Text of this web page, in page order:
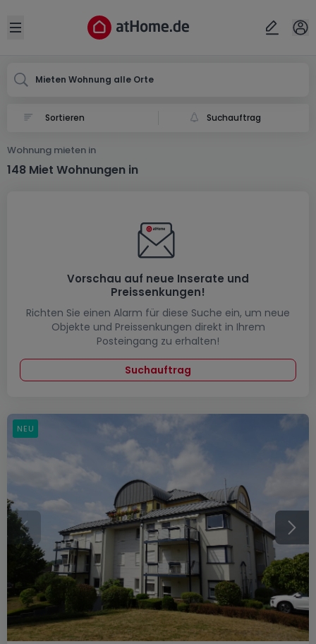
Open sidebar
Mieten Wohnung alle Orte
Suchauftrag
Wohnung mieten in
148 Miet Wohnungen in
Vorschau auf neue Inserate und
Preissenkungen!
Richten Sie einen Alarm für diese Suche ein, um neue
Objekte und Preissenkungen direkt in Ihrem
Posteingang zu erhalten!
Suchauftrag
NEU
Ort
Abbrechen ok